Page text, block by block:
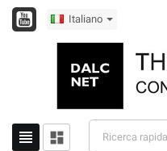
Italiano
 